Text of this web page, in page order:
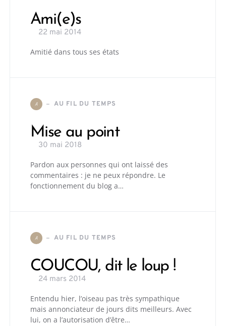
Ami(e)s
22 mai 2014
Amitié dans tous ses états
A AU FIL DU TEMPS
Mise au point
30 mai 2018
Pardon aux personnes qui ont laissé des
commentaires : je ne peux répondre. Le
fonctionnement du blog a…
A AU FIL DU TEMPS
COUCOU, dit le loup !
24 mars 2014
Entendu hier, l’oiseau pas très sympathique
mais annonciateur de jours dits meilleurs. Avec
lui, on a l’autorisation d’être…